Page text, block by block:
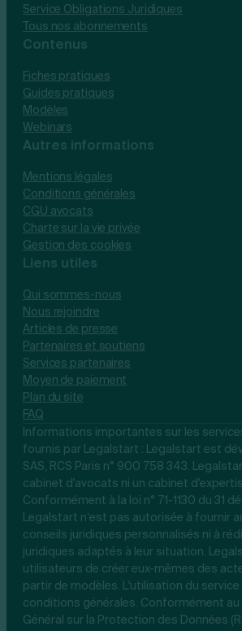
Service Obligations Juridiques
Tous nos abonnements
Contenus
Fiches pratiques
Guides pratiques
Modèles
Webinars
Autres informations
Mentions légales
Conditions générales
CGU avocats
Charte sur la vie privée
Gestion des cookies
Liens utiles
Qui sommes-nous
Nous rejoindre
Articles de presse
Partenaires et soutiens
Services partenaires
Moyen de paiement
Plan du site
FAQ
Informations importantes sur les
fournis par Legalstart : Legalstart est
SAS, RCS Paris n° 900 758 343.
cabinet d'avocats ni un cabinet
Conformément à la loi n° 71-1130 du 31
Legalstart n’est pas autorisée à fournir
conseils juridiques personnalisés ni à
juridiques adaptés à leur situation.
utilisateurs de créer eux-mêmes des
partir de modèles. L'utilisation du
conditions générales. Conformément au
Général sur la Protection des Données